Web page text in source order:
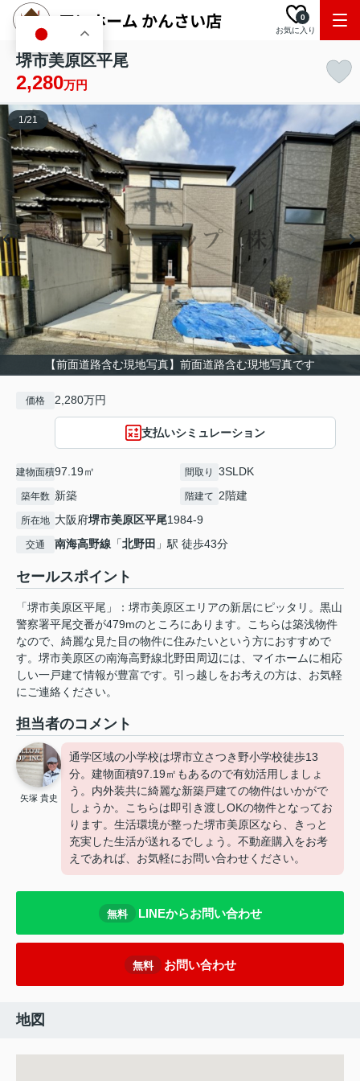
お気に入り
0
堺市美原区平尾
2,280万円
【前面道路含む現地写真】前面道路含む現地写真です
1/21
価格 2,280万円
支払いシミュレーション
建物面積97.19㎡ 間取り 3SLDK
築年数 新築 階建て 2階建
所在地 大阪府堺市美原区平尾1984-9
交通 南海高野線 「北野田 」駅 徒歩43分
セールスポイント
「堺市美原区平尾」：堺市美原区エリアの新居にピッタリ。黒山
警察署平尾交番が479mのところにあります。こちらは築浅物件
なので、綺麗な見た目の物件に住みたいという方におすすめで
す。堺市美原区の南海高野線北野田周辺には、マイホームに相応
しい一戸建て情報が豊富です。引っ越しをお考えの方は、お気軽
にご連絡ください。
担当者のコメント
矢塚 貴史
通学区域の小学校は堺市立さつき野小学校徒歩13
分。建物面積97.19㎡もあるので有効活用しましょ
う。内外装共に綺麗な新築戸建ての物件はいかがで
しょうか。こちらは即引き渡しOKの物件となってお
ります。生活環境が整った堺市美原区なら、きっと
充実した生活が送れるでしょう。不動産購入をお考
えであれば、お気軽にお問い合わせください。
無料 LINEからお問い合わせ
無料 お問い合わせ
地図